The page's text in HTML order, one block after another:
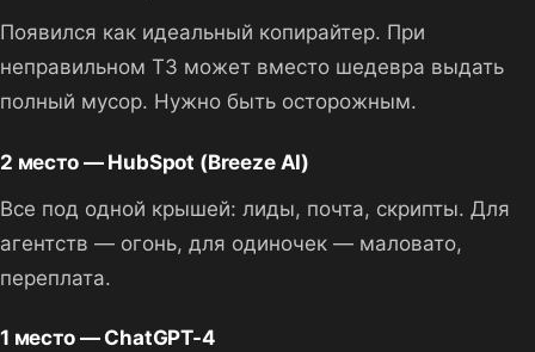
Появился как идеальный копирайтер. При
неправильном ТЗ может вместо шедевра выдать
полный мусор. Нужно быть осторожным.
2 место — HubSpot (Breeze AI)
Все под одной крышей: лиды, почта, скрипты. Для
агентств — огонь, для одиночек — маловато,
переплата.
1 место — ChatGPT-4